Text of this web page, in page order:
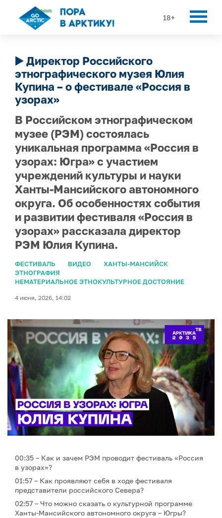
18+
▶️ Директор Российского
этнографического музея Юлия
Купина – о фестивале «Россия в
узорах»
В Российском этнографическом
музее (РЭМ) состоялась
уникальная программа «Россия в
узорах: Югра» с участием
учреждений культуры и науки
Ханты-Мансийского автономного
округа. Об особенностях события
и развитии фестиваля «Россия в
узорах» рассказала директор
РЭМ Юлия Купина.
ФЕСТИВАЛЬ ВИДЕО
ХАНТЫ-МАНСИЙСК
ЭТНОГРАФИЯ
НЕМАТЕРИАЛЬНОЕ ЭТНОКУЛЬТУРНОЕ ДОСТОЯНИЕ
4 июня, 2026, 14:02
00:35 – Как и зачем РЭМ проводит фестиваль «Россия
в узорах»?
01:57 – Как проявляют себя в ходе фестиваля
представители российского Севера?
02:57 – Что можно сказать о культурной программе
Ханты-Мансийского автономного округа – Югры?